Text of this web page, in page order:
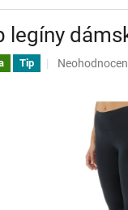
legíny
Tip
Průměrné
hvězdiček.